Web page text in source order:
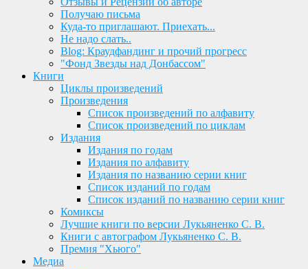
Получаю письма
Куда-то приглашают. Приехать...
Не надо слать..
Blog: Краудфандинг и прочий прогресс
"Фонд Звезды над Донбассом"
Книги
Циклы произведений
Произведения
Список произведений по алфавиту
Список произведений по циклам
Издания
Издания по годам
Издания по алфавиту
Издания по названию серии книг
Список изданий по годам
Список изданий по названию серии книг
Комиксы
Лучшие книги по версии Лукьяненко С. В.
Книги с автографом Лукьяненко С. В.
Премия "Хьюго"
Медиа